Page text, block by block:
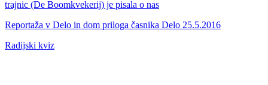
trajnic (De Boomkvekerij) je pisala o nas
Reportaža v Delo in dom priloga časnika Delo 25.5.2016
Radijski kviz